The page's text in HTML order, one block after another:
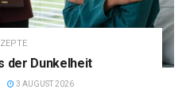
der Dunkelheit
3 AUGUST 2026